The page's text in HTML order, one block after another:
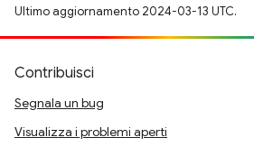
Ultimo aggiornamento 2024-03-13 UTC.
Contribuisci
Segnala un bug
Visualizza i problemi aperti